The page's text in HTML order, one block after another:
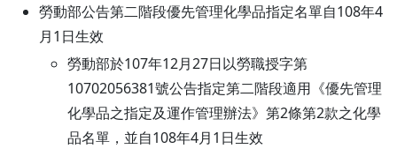
勞動部公告第二階段優先管理化學品指定名單自108年4
月1日生效
勞動部於107年12月27日以勞職授字第
10702056381號公告指定第二階段適用《優先管理
化學品之指定及運作管理辦法》第2條第2款之化學
品名單，並自108年4月1日生效